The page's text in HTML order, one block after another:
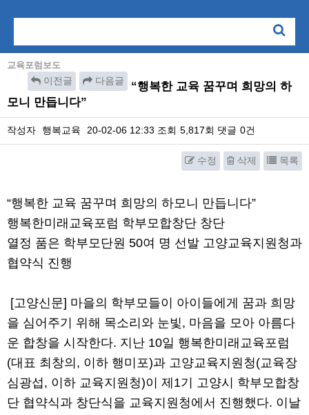
교육포럼보도
이전글 다음글
“행복한 교육 꿈꾸며 희망의 하
모니 만듭니다”
작성자 행복교육 20-02-06 12:33 조회 5,817회 댓글 0건
수정 삭제 목록
“행복한 교육 꿈꾸며 희망의 하모니 만듭니다”
행복한미래교육포럼 학부모합창단 창단
열정 품은 학부모단원 50여 명 선발 고양교육지원청과
협약식 진행
[고양신문] 마을의 학부모들이 아이들에게 꿈과 희망
을 심어주기 위해 목소리와 눈빛, 마음을 모아 아름다
운 합창을 시작한다. 지난 10일 행복한미래교육포럼
(대표 최창의, 이하 행미포)과 고양교육지원청(교육장
심광섭, 이하 교육지원청)이 제1기 고양시 학부모합창
단 협약식과 창단식을 교육지원청에서 진행했다. 이날